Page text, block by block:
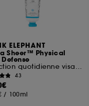
ELEPHANT
Sheer™ Physical
Protection quotidienne visage SPF 30
43
/ 100ml